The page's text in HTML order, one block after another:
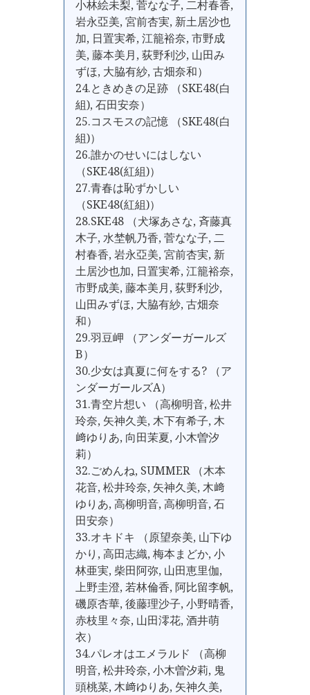
小林絵未梨, 菅なな子, 二村春香,
岩永亞美, 宮前杏実, 新土居沙也
加, 日置実希, 江籠裕奈, 市野成
美, 藤本美月, 荻野利沙, 山田み
ずほ, 大脇有紗, 古畑奈和）
24.ときめきの足跡 （SKE48(白
組), 石田安奈）
25.コスモスの記憶 （SKE48(白
組)）
26.誰かのせいにはしない
（SKE48(紅組)）
27.青春は恥ずかしい
（SKE48(紅組)）
28.SKE48 （犬塚あさな, 斉藤真
木子, 水埜帆乃香, 菅なな子, 二
村春香, 岩永亞美, 宮前杏実, 新
土居沙也加, 日置実希, 江籠裕奈,
市野成美, 藤本美月, 荻野利沙,
山田みずほ, 大脇有紗, 古畑奈
和）
29.羽豆岬 （アンダーガールズ
B）
30.少女は真夏に何をする? （ア
ンダーガールズA）
31.青空片想い （高柳明音, 松井
玲奈, 矢神久美, 木下有希子, 木
﨑ゆりあ, 向田茉夏, 小木曽汐
莉）
32.ごめんね, SUMMER （木本
花音, 松井玲奈, 矢神久美, 木﨑
ゆりあ, 高柳明音, 高柳明音, 石
田安奈）
33.オキドキ （原望奈美, 山下ゆ
かり, 高田志織, 梅本まどか, 小
林亜実, 柴田阿弥, 山田恵里伽,
上野圭澄, 若林倫香, 阿比留李帆,
磯原杏華, 後藤理沙子, 小野晴香,
赤枝里々奈, 山田澪花, 酒井萌
衣）
34.パレオはエメラルド （高柳
明音, 松井玲奈, 小木曽汐莉, 鬼
頭桃菜, 木﨑ゆりあ, 矢神久美,